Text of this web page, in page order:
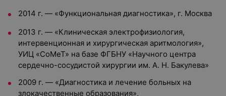
2014 г. — «Функциональная диагностика», г. Москва
2013 г. — «Клиническая электрофизиология,
интервенционная и хирургическая аритмология»,
УИЦ «СоМеТ» на базе ФГБНУ «Научного центра
сердечно-сосудистой хирургии им. А. Н. Бакулева»
2009 г. — «Диагностика и лечение больных на
злокачественные образования»,